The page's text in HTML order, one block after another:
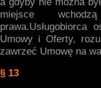
miejsce
prawa.Usługobiorca
Umowy i Oferty,
zawrzeć Umowę na
§ 13